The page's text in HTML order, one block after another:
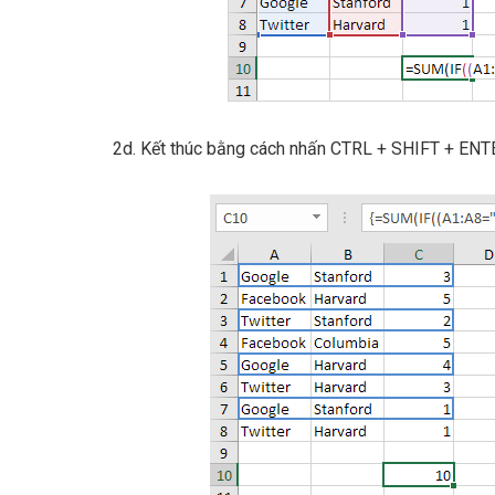
2d. Kết thúc bằng cách nhấn CTRL + SHIFT +